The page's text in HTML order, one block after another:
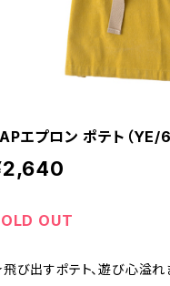
エプロン ポテト（YE/
OUT
び出すポテト、遊び心溢